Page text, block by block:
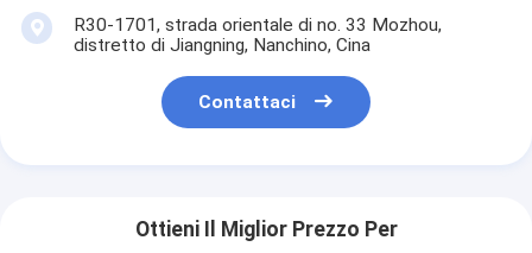
R30-1701, strada orientale di no. 33 Mozhou,
distretto di Jiangning, Nanchino, Cina
Contattaci
Ottieni Il Miglior Prezzo Per